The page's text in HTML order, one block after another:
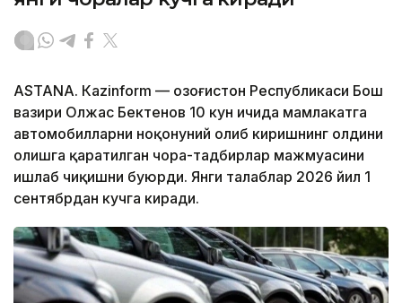
ASTANА. Кazinform — Қозоғистон Республикаси Бош
вазири Олжас Бектенов 10 кун ичида мамлакатга
автомобилларни ноқонуний олиб киришнинг олдини
олишга қаратилган чора-тадбирлар мажмуасини
ишлаб чиқишни буюрди. Янги талаблар 2026 йил 1
сентябрдан кучга киради.